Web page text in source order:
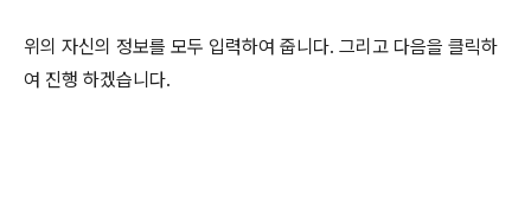
위의 자신의 정보를 모두 입력하여 줍니다. 그리고 다음을 클릭하
여 진행 하겠습니다.